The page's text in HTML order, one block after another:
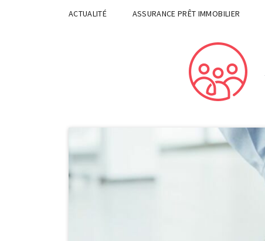
ACTUALITÉ ASSURANCE PRÊT IMMOBILIER